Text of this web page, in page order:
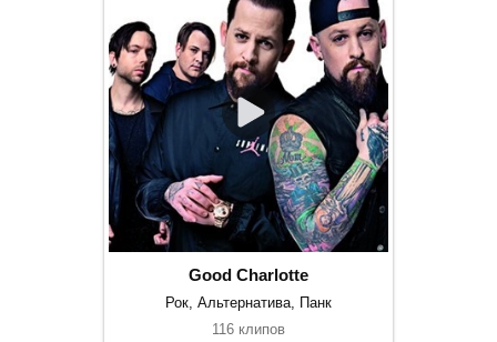
Good Charlotte
Рок, Альтернатива, Панк
116 клипов